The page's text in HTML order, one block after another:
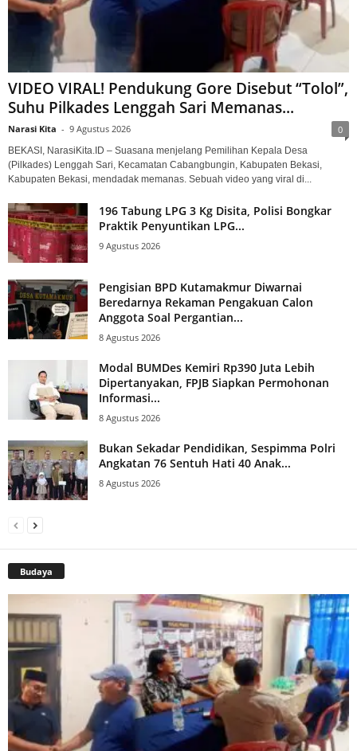
VIDEO VIRAL! Pendukung Gore Disebut “Tolol”,
Suhu Pilkades Lenggah Sari Memanas...
Narasi Kita - 9 Agustus 2026 0
BEKASI, NarasiKita.ID – Suasana menjelang Pemilihan Kepala Desa
(Pilkades) Lenggah Sari, Kecamatan Cabangbungin, Kabupaten Bekasi,
Kabupaten Bekasi, mendadak memanas. Sebuah video yang viral di...
196 Tabung LPG 3 Kg Disita, Polisi Bongkar
Praktik Penyuntikan LPG...
9 Agustus 2026
Pengisian BPD Kutamakmur Diwarnai
Beredarnya Rekaman Pengakuan Calon
Anggota Soal Pergantian...
8 Agustus 2026
Modal BUMDes Kemiri Rp390 Juta Lebih
Dipertanyakan, FPJB Siapkan Permohonan
Informasi...
8 Agustus 2026
Bukan Sekadar Pendidikan, Sespimma Polri
Angkatan 76 Sentuh Hati 40 Anak...
8 Agustus 2026
Budaya